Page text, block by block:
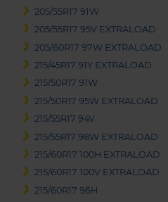
205/55R17 91W
205/55R17 95V EXTRALOAD
205/60R17 97W EXTRALOAD
215/45R17 91Y EXTRALOAD
215/50R17 91W
215/50R17 95W EXTRALOAD
215/55R17 94V
215/55R17 98W EXTRALOAD
215/60R17 100H EXTRALOAD
215/60R17 100V EXTRALOAD
215/60R17 96H